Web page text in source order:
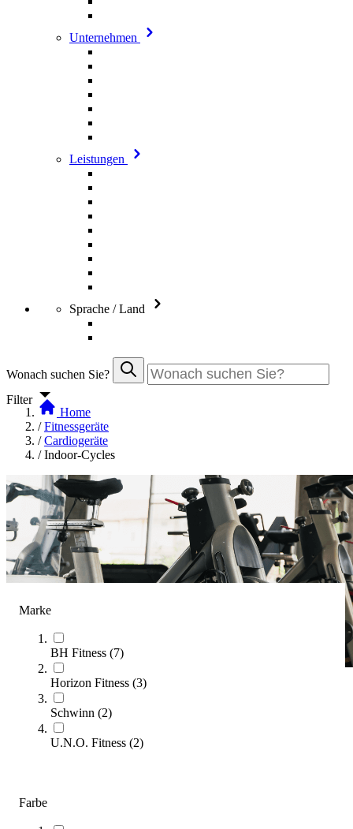
Unternehmen
Leistungen
Sprache / Land
Wonach suchen Sie?
Filter
Marke
BH Fitness (7)
Horizon Fitness (3)
Schwinn (2)
U.N.O. Fitness (2)
Farbe
Home
/ Fitnessgeräte
/ Cardiogeräte
/ Indoor-Cycles
Indoor-Cycles
Artikel)
Informationen, um das ideale Modell für Ihr Training auszuwählen.
Zum Ratgeber